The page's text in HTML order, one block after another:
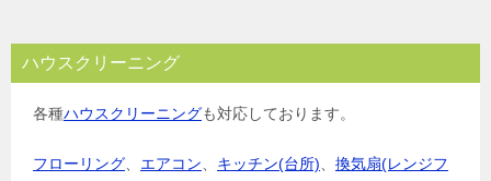
ハウスクリーニング
各種ハウスクリーニングも対応しております。
フローリング、 エアコン、 キッチン(台所)、 換気扇(レンジフ